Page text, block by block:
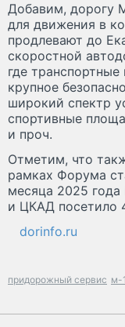
Добавим, дорогу
для движения в
продлевают до
скоростной
где
крупное
широкий спектр
спортивные
и проч.
Отметим, что
рамках Форума
месяца 2025
и ЦКАД посетило
dorinfo.ru
придорожный сервис м-